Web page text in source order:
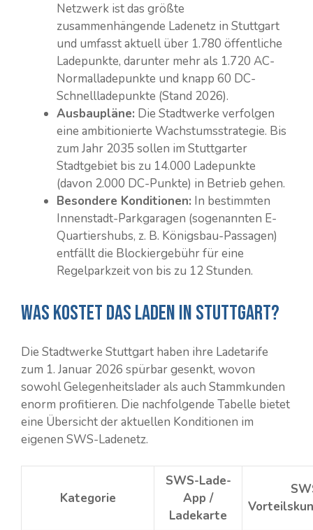
Netzwerk ist das größte
zusammenhängende Ladenetz in Stuttgart
und umfasst aktuell über 1.780 öffentliche
Ladepunkte, darunter mehr als 1.720 AC-
Normalladepunkte und knapp 60 DC-
Schnellladepunkte (Stand 2026).
Ausbaupläne: Die Stadtwerke verfolgen
eine ambitionierte Wachstumsstrategie. Bis
zum Jahr 2035 sollen im Stuttgarter
Stadtgebiet bis zu 14.000 Ladepunkte
(davon 2.000 DC-Punkte) in Betrieb gehen.
Besondere Konditionen: In bestimmten
Innenstadt-Parkgaragen (sogenannten E-
Quartiershubs, z. B. Königsbau-Passagen)
entfällt die Blockiergebühr für eine
Regelparkzeit von bis zu 12 Stunden.
Was kostet das Laden in Stuttgart?
Die Stadtwerke Stuttgart haben ihre Ladetarife
zum 1. Januar 2026 spürbar gesenkt, wovon
sowohl Gelegenheitslader als auch Stammkunden
enorm profitieren. Die nachfolgende Tabelle bietet
eine Übersicht der aktuellen Konditionen im
eigenen SWS-Ladenetz.
Kategorie
SWS-Lade-
App /
Ladekarte